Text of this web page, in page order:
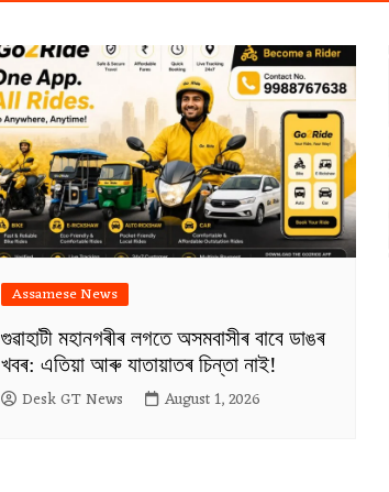
Assamese News
গুৱাহাটী মহানগৰীৰ লগতে অসমবাসীৰ বাবে ডাঙৰ
খবৰ: এতিয়া আৰু যাতায়াতৰ চিন্তা নাই!
Desk GT News August 1, 2026